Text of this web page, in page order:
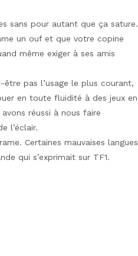
sans pour autant que ça sature.
un ouf et que votre copine
même exiger à ses amis
être pas l’usage le plus courant,
en toute fluidité à des jeux en
réussi à nous faire
l’éclair.
Certaines mauvaises langues
qui s’exprimait sur TF1.